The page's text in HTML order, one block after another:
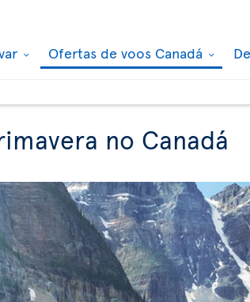
Ofertas de voos Canadá
no Canadá